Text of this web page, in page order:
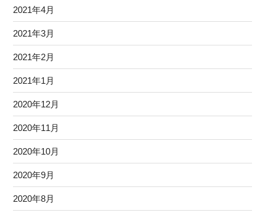
2021年4月
2021年3月
2021年2月
2021年1月
2020年12月
2020年11月
2020年10月
2020年9月
2020年8月